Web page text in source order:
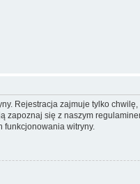
Rejestracja zajmuje tylko
się z naszym
funkcjonowania witryny.